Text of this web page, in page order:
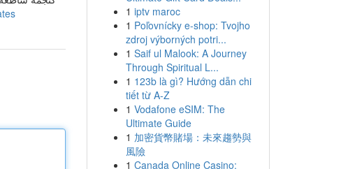
1 iptv maroc
1 Poľovnícky e-shop: Tvojho
zdroj výborných potri...
1 Saif ul Malook: A Journey
Through Spiritual L...
1 123b là gì? Hướng dẫn chi
tiết từ A-Z
1 Vodafone eSIM: The
Ultimate Guide
1 加密貨幣賭場：未來趨勢與
風險
1 Canada Online Casino: